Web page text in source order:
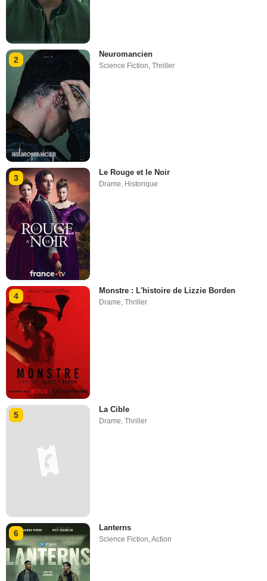
2
Neuromancien
Science Fiction,Thriller
3
Le Rouge et le Noir
Drame, Historique
4
Monstre : L'histoire de Lizzie Borden
Drame,Thriller
5
La Cible
Drame ,Thriller
6
Lanterns
Science Fiction,Action